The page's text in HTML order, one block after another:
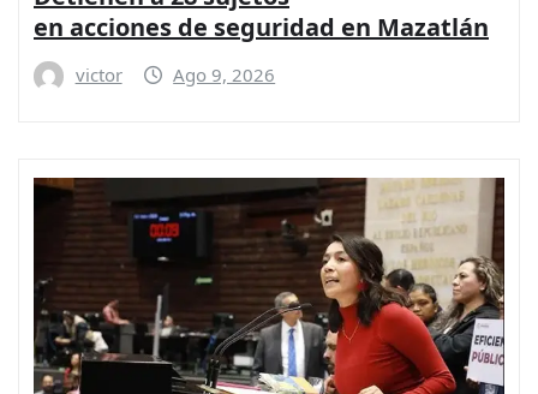
en acciones de seguridad en Mazatlán
victor Ago 9, 2026